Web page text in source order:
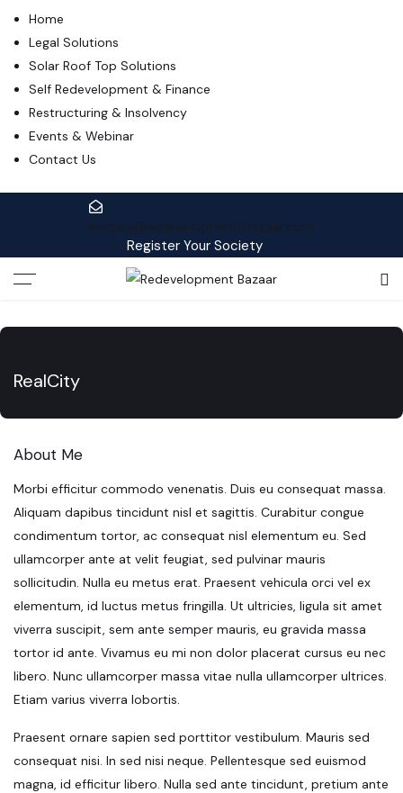
Home
Legal Solutions
Solar Roof Top Solutions
Self Redevelopment & Finance
Restructuring & Insolvency
Events & Webinar
Contact Us
enquiry@redevelopmentbazaar.com
Register Your Society
RealCity
About Me
Morbi efficitur commodo venenatis. Duis eu consequat massa.
Aliquam dapibus tincidunt nisl et sagittis. Curabitur congue
condimentum tortor, ac consequat nisl elementum eu. Sed
ullamcorper ante at velit feugiat, sed pulvinar mauris
sollicitudin. Nulla eu metus erat. Praesent vehicula orci vel ex
elementum, id luctus metus fringilla. Ut ultricies, ligula sit amet
viverra suscipit, sem ante semper mauris, eu gravida massa
tortor id ante. Vivamus eu mi non dolor placerat cursus eu nec
libero. Nunc ullamcorper massa vitae nulla ullamcorper ultrices.
Etiam varius viverra lobortis.
Praesent ornare sapien sed porttitor vestibulum. Mauris sed
consequat nisi. In sed nisi neque. Pellentesque sed euismod
magna, id efficitur libero. Nulla sed ante tincidunt, pretium ante